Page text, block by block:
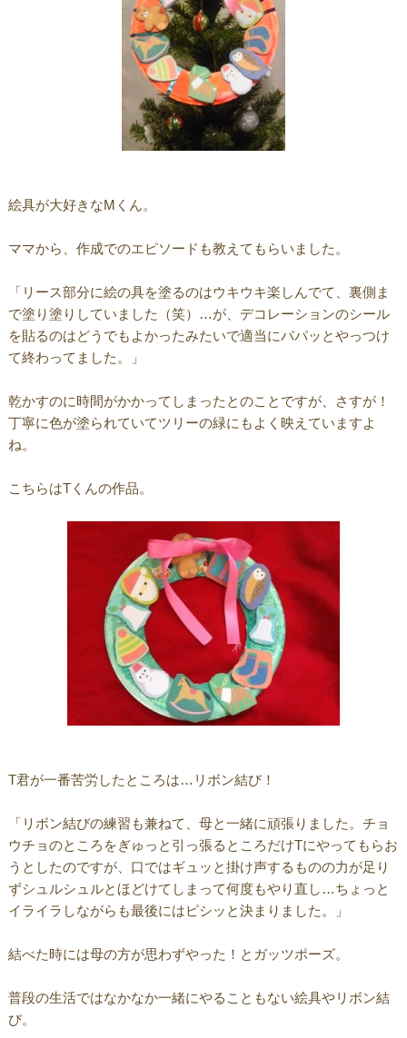
絵具が大好きなMくん。
ママから、作成でのエピソードも教えてもらいました。
「リース部分に絵の具を塗るのはウキウキ楽しんでて、裏側ま
で塗り塗りしていました（笑）…が、デコレーションのシール
を貼るのはどうでもよかったみたいで適当にパパッとやっつけ
て終わってました。」
乾かすのに時間がかかってしまったとのことですが、さすが！
丁寧に色が塗られていてツリーの緑にもよく映えていますよ
ね。
こちらはTくんの作品。
T君が一番苦労したところは…リボン結び！
「リボン結びの練習も兼ねて、母と一緒に頑張りました。チョ
ウチョのところをぎゅっと引っ張るところだけTにやってもらお
うとしたのですが、口ではギュッと掛け声するものの力が足り
ずシュルシュルとほどけてしまって何度もやり直し…ちょっと
イライラしながらも最後にはピシッと決まりました。」
結べた時には母の方が思わずやった！とガッツポーズ。
普段の生活ではなかなか一緒にやることもない絵具やリボン結
び。